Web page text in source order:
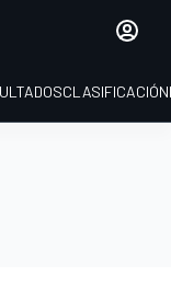
CLASIFICACIÓN